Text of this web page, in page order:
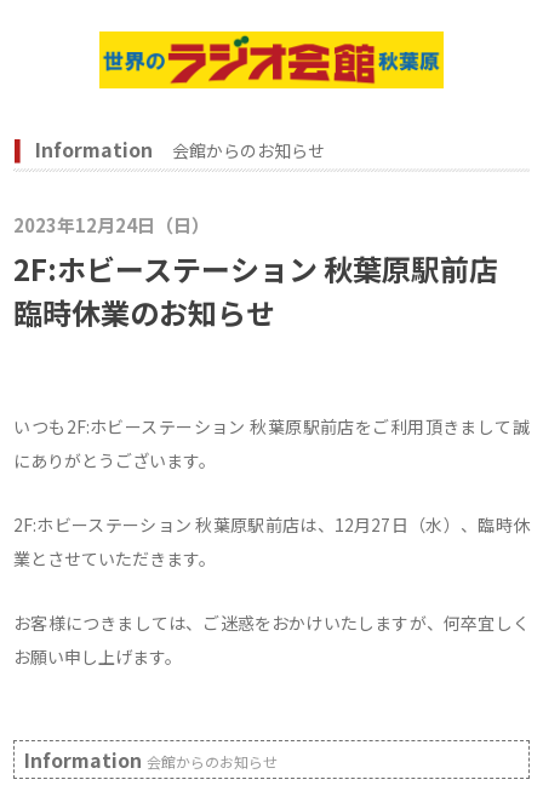
Information 会館からのお知らせ
2023年12月24日（日）
2F:ホビーステーション 秋葉原駅前店
臨時休業のお知らせ
いつも2F:ホビーステーション 秋葉原駅前店をご利用頂きまして誠
にありがとうございます。
2F:ホビーステーション 秋葉原駅前店は、12月27日（水）、臨時休
業とさせていただきます。
お客様につきましては、ご迷惑をおかけいたしますが、何卒宜しく
お願い申し上げます。
Information会館からのお知らせ